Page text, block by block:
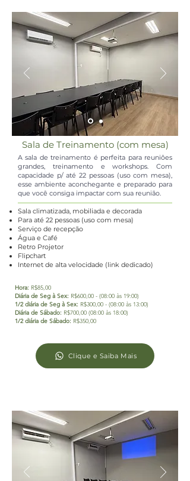
Sala de Treinamento (com mesa)
A sala de treinamento é perfeita para reuniões
grandes, treinamento e workshops. Com
capacidade p/ até 22 pessoas (uso com mesa),
esse ambiente aconchegante e preparado para
que você consiga impactar com sua reunião.
Sala climatizada, mobiliada e decorada
Para até 22 pessoas (uso com mesa)
​Serviço de recepção
Água e Café
Retro Projetor
Flipchart
Internet de alta velocidade (link dedicado)
Clique e Saiba Mais
Hora: R$85,00
Diária de Seg à Sex: R$600,00 - (08:00 às 19:00)
1/2 diária de Seg à Sex: R$300,00 - (08:00 às 13:00)
Diária de Sábado: R$700,00 (08:00 às 18:00)
1/2 diária de Sábado: R$350,00